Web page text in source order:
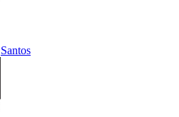
Santos